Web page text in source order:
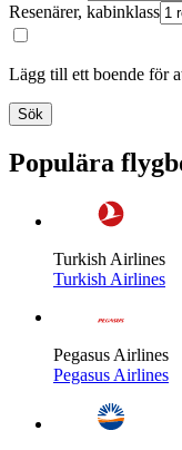
Resenärer, kabinklass
Lägg till ett boende för
Sök
Populära
Turkish Airlines
Turkish Airlines
Pegasus Airlines
Pegasus Airlines